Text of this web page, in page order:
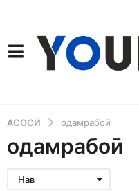
АСОСӢ одамрабоӣ
одамрабоӣ
Нав